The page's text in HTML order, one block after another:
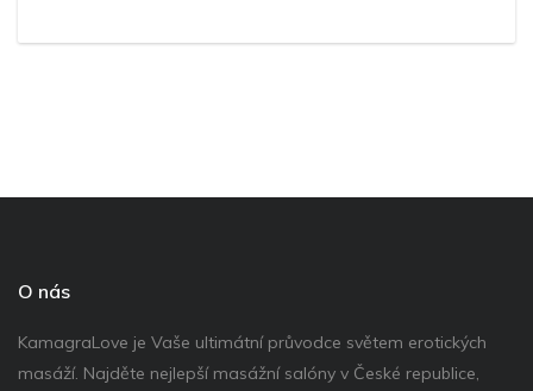
O nás
KamagraLove je Vaše ultimátní průvodce světem erotických
masáží. Najděte nejlepší masážní salóny v České republice,